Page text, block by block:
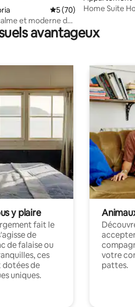
Évaluation moyenne sur
5 (70)
et moderne de
espace de travail !
Home Suite
avantageux
y plaire
fait le
de
de falaise ou
ces
dotées de
uniques.
votre
pattes.